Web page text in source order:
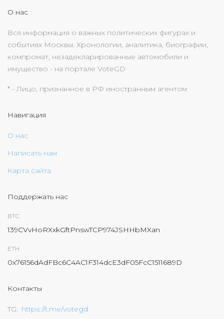
О нас
Вся информация о важных политических фигурах и
событиях Москвы. Хронологии, аналитика, биографии,
компромат, незадекларированные автомобили и
имущество - на портале VoteGD
* - Лицо, признанное в РФ иностранным агентом
Навигация
О нас
Написать нам
Карта сайта
Поддержать нас
BTC
139CVvHoRXxkGftPnswTCP974JSHHbMXan
ETH
0x76156dAdFBc6C4AC1F314dcE3dF05FcC1511689D
Контакты
TG https://t.me/votegd